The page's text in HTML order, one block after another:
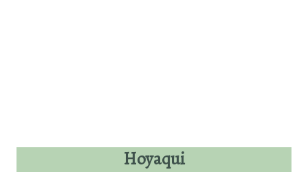
Hoyaqui